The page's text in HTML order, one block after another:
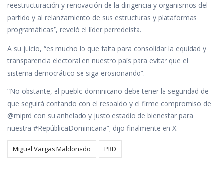
reestructuración y renovación de la dirigencia y organismos del
partido y al relanzamiento de sus estructuras y plataformas
programáticas”, reveló el líder perredeísta.
A su juicio, “es mucho lo que falta para consolidar la equidad y
transparencia electoral en nuestro país para evitar que el
sistema democrático se siga erosionando”.
“No obstante, el pueblo dominicano debe tener la seguridad de
que seguirá contando con el respaldo y el firme compromiso de
@miprd con su anhelado y justo estadio de bienestar para
nuestra #RepúblicaDominicana”, dijo finalmente en X.
Miguel Vargas Maldonado PRD